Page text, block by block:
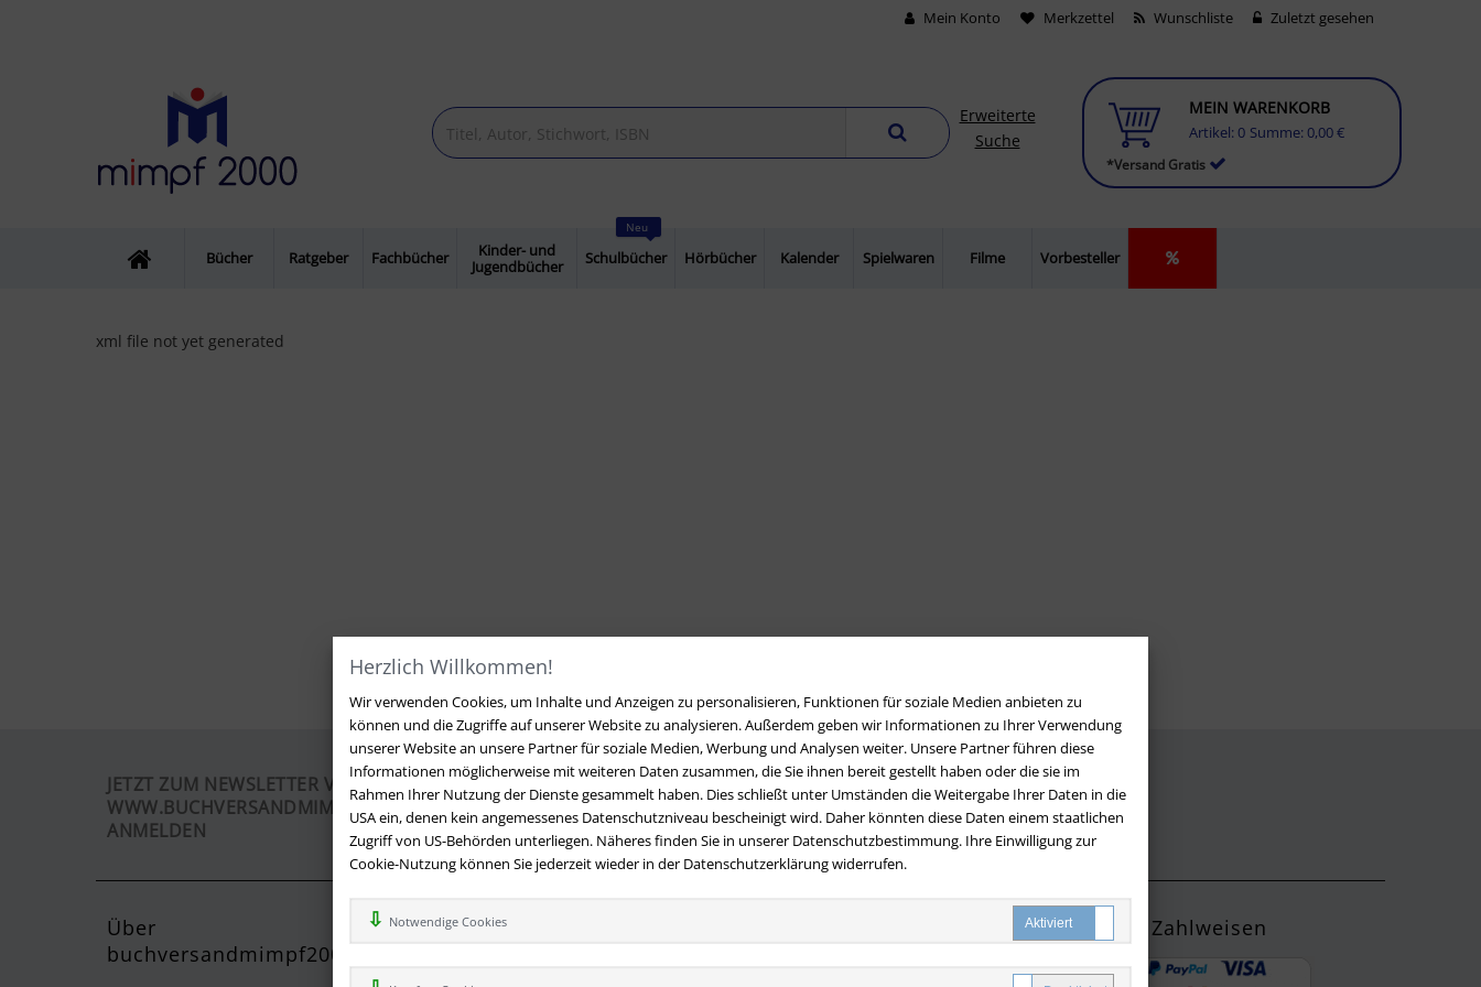
Herzlich Willkommen!
Wir verwenden Cookies, um Inhalte und Anzeigen zu personalisieren, Funktionen für soziale Medien anbieten zu
können und die Zugriffe auf unserer Website zu analysieren. Außerdem geben wir Informationen zu Ihrer Verwendung
unserer Website an unsere Partner für soziale Medien, Werbung und Analysen weiter. Unsere Partner führen diese
Informationen möglicherweise mit weiteren Daten zusammen, die Sie ihnen bereit gestellt haben oder die sie im
Rahmen Ihrer Nutzung der Dienste gesammelt haben. Dies schließt unter Umständen die Weitergabe Ihrer Daten in die
USA ein, denen kein angemessenes Datenschutzniveau bescheinigt wird. Daher könnten diese Daten einem staatlichen
Zugriff von US-Behörden unterliegen. Näheres finden Sie in unserer Datenschutzbestimmung. Ihre Einwilligung zur
Cookie-Nutzung können Sie jederzeit wieder in der Datenschutzerklärung widerrufen.
Notwendige Cookies
Mein Konto Merkzettel Wunschliste Zuletzt gesehen
Erweiterte
Suche
*Versand Gratis
MEIN WARENKORB
Artikel: 0 Summe: 0,00 €
Bücher Ratgeber Fachbücher
Kinder- und
Jugendbücher
Neu
Schulbücher Hörbücher Kalender Spielwaren Filme Vorbesteller
xml file not yet generated
JETZT ZUM NEWSLETTER VON
WWW.BUCHVERSANDMIMPF2000.DE
ANMELDEN
LOS
Über
buchversandmimpf2000.de
Kontakt Zahlweisen